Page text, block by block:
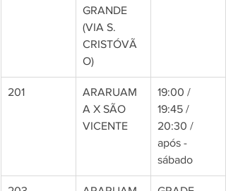
GRANDE
(VIA S.
CRISTÓVÃ
O)
201
ARARUAM
A X SÃO
VICENTE
19:00 /
19:45 /
20:30 /
após -
sábado